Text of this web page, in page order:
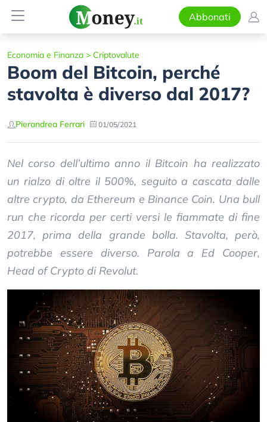
Abbonati
Economia e Finanza > Criptovalute
Boom del Bitcoin, perché
stavolta è diverso dal 2017?
Pierandrea Ferrari 01/05/2021
Nel corso dell’ultimo anno il Bitcoin ha realizzato
un rialzo di oltre il 500%, seguito a cascata dalle
altre crypto, da Ethereum e Binance Coin. Una bull
run che ricorda per certi versi le fiammate di fine
2017, prima della grande bolla. Stavolta, però,
potrebbe essere diverso. Parola a Ed Cooper,
Head of Crypto di Revolut.